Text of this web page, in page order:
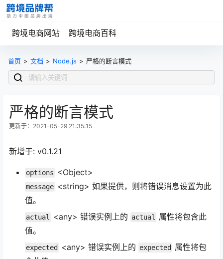
跨境电商网站 跨境电商百科
首页 > 文档 > Node.js > 严格的断言模式
严格的断言模式
更新于：2021-05-29 21:35:15
新增于: v0.1.21
options <Object>
message <string> 如果提供，则将错误消息设置为此
值。
actual <any> 错误实例上的 actual
属性将包含此
值。
expected <any> 错误实例上的 expected
属性将包